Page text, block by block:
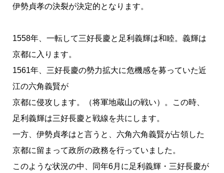
伊勢貞孝の決裂が決定的となります。
1558年、一転して三好長慶と足利義輝は和睦。義輝は
京都に入ります。
1561年、三好長慶の勢力拡大に危機感を募っていた近
江の六角義賢が
京都に侵攻します。（将軍地蔵山の戦い）。この時、
足利義輝は三好長慶と戦線を共にします。
一方、伊勢貞孝はと言うと、六角六角義賢が占領した
京都に留まって政所の政務を行っていました。
このような状況の中、同年6月に足利義輝・三好長慶が